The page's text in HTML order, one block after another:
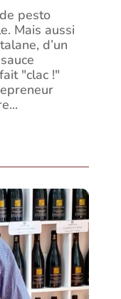
pesto
Mais aussi
d’un
"clac !"